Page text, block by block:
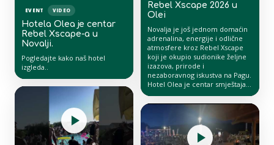
Rebel Xscape 2026 u
Olei
Novalja je još jednom domaćin
adrenalina, energije i odlične
atmosfere kroz Rebel Xscape
koji je okupio sudionike željne
izazova, prirode i
nezaboravnog iskustva na Pagu.
Hotel Olea je centar smještaja i
odmora za sudionike, pružajući
idealnu bazu za oporavak i
EVENT VIDEO
Hotela Olea je centar
Rebel Xscape-a u
Novalji.
Pogledajte kako naš hotel
izgleda..